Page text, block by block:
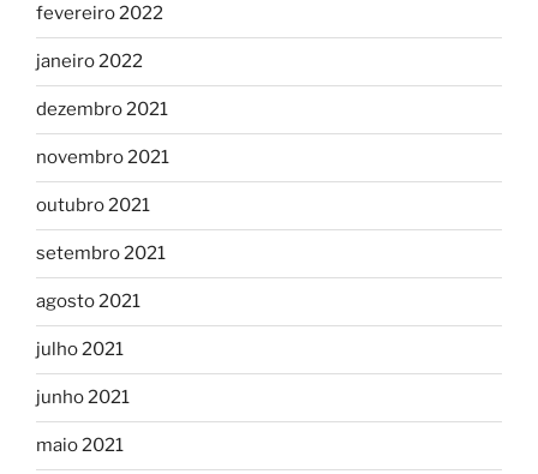
fevereiro 2022
janeiro 2022
dezembro 2021
novembro 2021
outubro 2021
setembro 2021
agosto 2021
julho 2021
junho 2021
maio 2021